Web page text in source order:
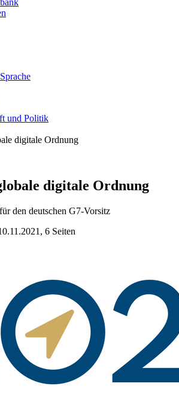
und Politik
digitale Ordnung
digitale Ordnung
den deutschen G7-Vorsitz
6 Seiten